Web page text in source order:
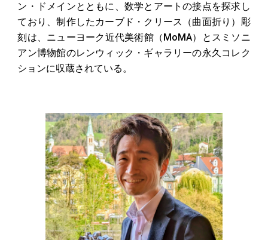
ン・ドメインとともに、数学とアートの接点を探求し
ており、制作したカーブド・クリース（曲面折り）彫
刻は、ニューヨーク近代美術館（MoMA）とスミソニ
アン博物館のレンウィック・ギャラリーの永久コレク
ションに収蔵されている。